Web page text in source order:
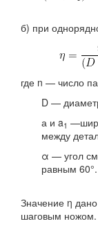
б) при
где n — число
D —
а и a1
между
α — угол
равным 60°.
Значение η
шаговым ножом.